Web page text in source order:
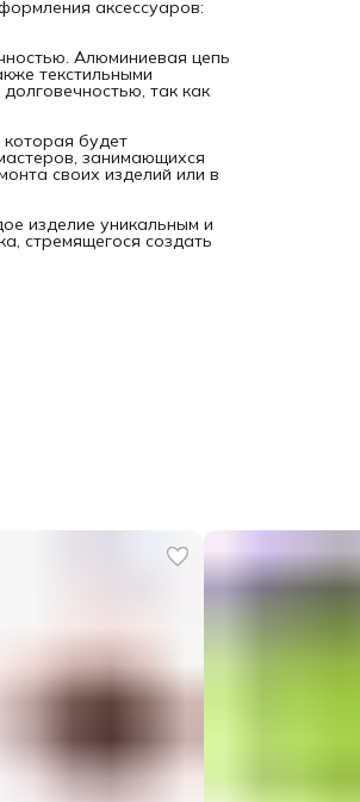
аксессуаров:
Алюминиевая цепь
текстильными
так как
будет
занимающихся
своих изделий или в
изделие уникальным и
стремящегося создать